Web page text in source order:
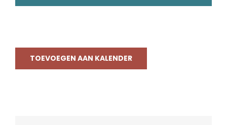
TOEVOEGEN AAN KALENDER